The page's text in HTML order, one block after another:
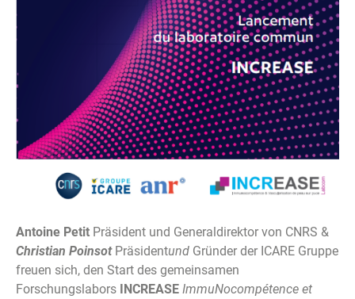
Antoine Petit Präsident und Generaldirektor von CNRS &
Christian PoinsotPräsidentund Gründer der ICARE Gruppe
freuen sich, den Start des gemeinsamen
Forschungslabors INCREASE ImmuNocompétence et